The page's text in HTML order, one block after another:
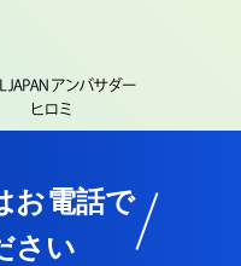
お電話で
さい